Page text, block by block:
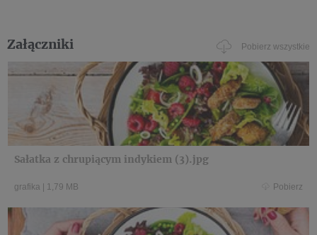
Załączniki Pobierz wszystkie
Sałatka z chrupiącym indykiem (3).jpg
grafika 1,79 MB Pobierz